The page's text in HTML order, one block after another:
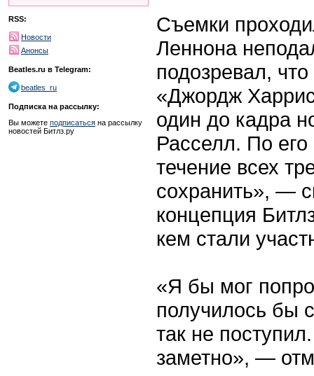
RSS:
Новости
Анонсы
Beatles.ru в Telegram:
beatles_ru
Подписка на рассылку:
Вы можете подписаться на рассылку
новостей Битлз.ру
Съемки
Леннона
подозревал,
«Джордж
один до кадра
Расселл. По
течение всех
сохранить», —
концепция
кем стали
«Я бы мог
получилось бы
так не
заметно», —